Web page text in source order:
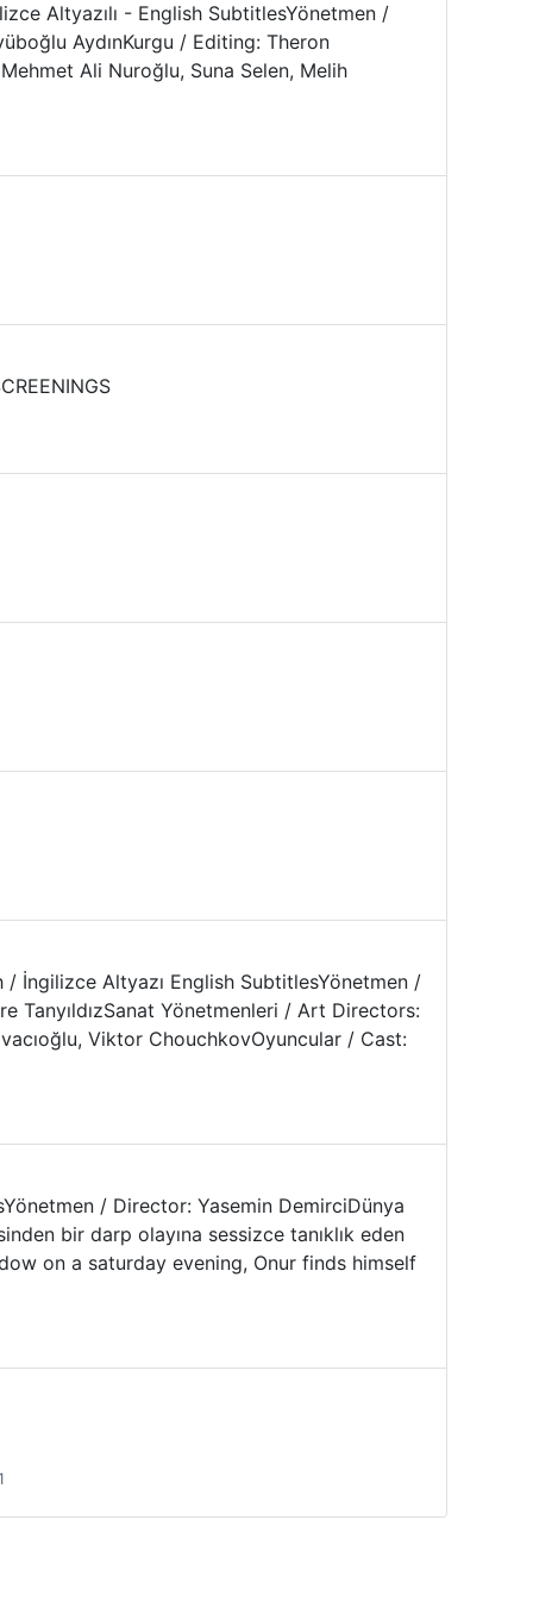
Altyazılı - English SubtitlesYönetmen /
AydınKurgu / Editing: Theron
Ali Nuroğlu, Suna Selen, Melih
İngilizce Altyazı English SubtitlesYönetmen /
TanyıldızSanat Yönetmenleri / Art Directors:
Viktor ChouchkovOyuncular / Cast:
/ Director: Yasemin DemirciDünya
bir darp olayına sessizce tanıklık eden
on a saturday evening, Onur finds himself